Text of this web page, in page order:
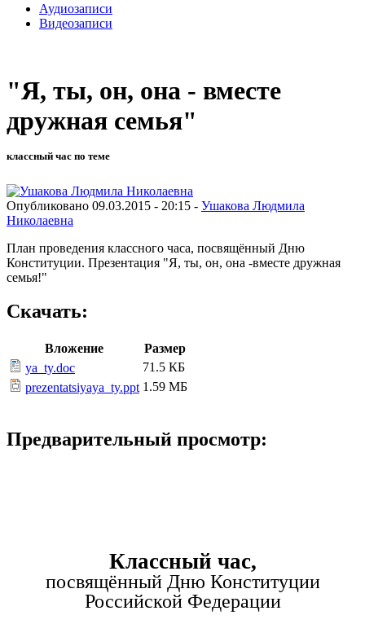
Аудиозаписи
Видеозаписи
"Я, ты, он, она - вместе
дружная семья"
классный час по теме
Опубликовано 09.03.2015 - 20:15 - Ушакова Людмила
Николаевна
План проведения классного часа, посвящённый Дню
Конституции. Презентация "Я, ты, он, она -вместе дружная
семья!"
Скачать:
Вложение
Размер
ya_ty.doc
71.5 КБ
prezentatsiyaya_ty.ppt 1.59 МБ
Предварительный просмотр:
Классный час,
посвящённый Дню Конституции
Российской Федерации